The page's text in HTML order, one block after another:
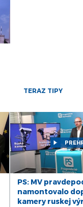
TERAZ TIPY
PS: MV
namontovalo
kamery ruskej